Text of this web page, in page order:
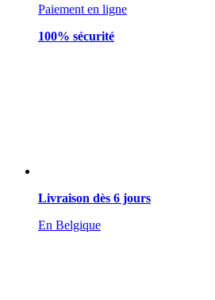
Paiement en ligne
100% sécurité
Livraison dès 6 jours
En Belgique